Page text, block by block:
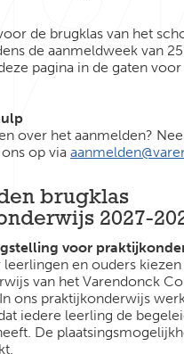
de brugklas van het
de aanmeldweek van
pagina in de gaten
over het aanmelden?
op via
brugklas
2027-
voor
leerlingen en ouders
van het Varendonck
ons praktijkonderwijs
iedere leerling de
De